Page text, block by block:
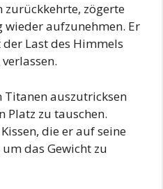
zurückkehrte, zögerte
wieder aufzunehmen. Er
Last des Himmels
Titanen auszutricksen
Platz zu tauschen.
die er auf seine
das Gewicht zu